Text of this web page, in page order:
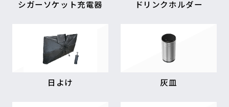
シガーソケット充電器 ドリンクホルダー
日よけ 灰皿